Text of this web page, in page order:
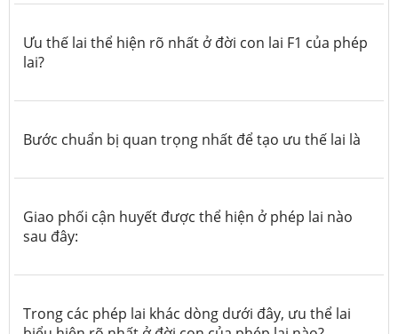
Ưu thế lai thể hiện rõ nhất ở đời con lai F1 của phép
lai?
Bước chuẩn bị quan trọng nhất để tạo ưu thế lai là
Giao phối cận huyết được thể hiện ở phép lai nào
sau đây:
Trong các phép lai khác dòng dưới đây, ưu thể lai